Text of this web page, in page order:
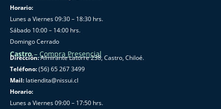
Horario:
Lunes a Viernes 09:30 – 18:30 hrs.
Sábado 10:00 – 14:00 hrs.
Domingo Cerrado
Castro– Compra Presencial
Dirección:Almirante Latorre 238, Castro, Chiloé.
Teléfono:(56) 65 267 3499
Mail: latiendita@nissui.cl
Horario:
Lunes a Viernes 09:00 – 17:50 hrs.